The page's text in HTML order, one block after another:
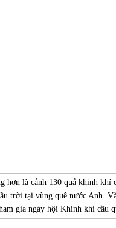
hơn là cảnh 130 quả khinh khí
trời tại vùng quê nước Anh.
gia ngày hội Khinh khí cầu